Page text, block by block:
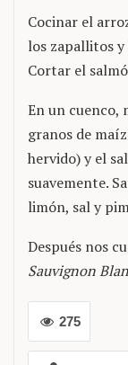
Cocinar el
los zapallitos
Cortar el
En un cuenco,
granos de
hervido) y el
suavemente.
limón, sal y
Después nos
Sauvignon
275